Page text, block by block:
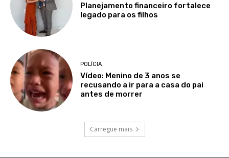
Planejamento financeiro fortalece
legado para os filhos
POLÍCIA
Vídeo: Menino de 3 anos se
recusando a ir para a casa do pai
antes de morrer
Carregue mais